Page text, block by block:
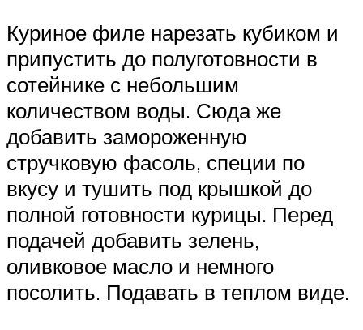
Куриное филе нарезать кубиком и
припустить до полуготовности в
сотейнике с небольшим
количеством воды. Сюда же
добавить замороженную
стручковую фасоль, специи по
вкусу и тушить под крышкой до
полной готовности курицы. Перед
подачей добавить зелень,
оливковое масло и немного
посолить. Подавать в теплом виде.